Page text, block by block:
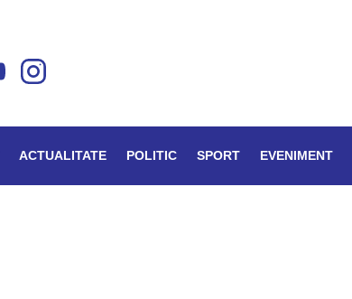
ACTUALITATE POLITIC SPORT EVENIMENT